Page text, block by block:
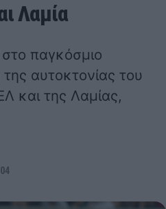
Λαμία
παγκόσμιο
αυτοκτονίας του
και της Λαμίας,